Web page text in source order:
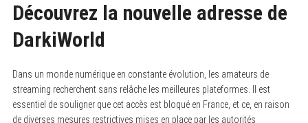
Découvrez la nouvelle adresse de
DarkiWorld
Dans un monde numérique en constante évolution, les amateurs de
streaming recherchent sans relâche les meilleures plateformes. Il est
essentiel de souligner que cet accès est bloqué en France, et ce, en raison
de diverses mesures restrictives mises en place par les autorités